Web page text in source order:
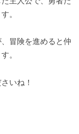
。
冒険を進めると仲
。
いね！